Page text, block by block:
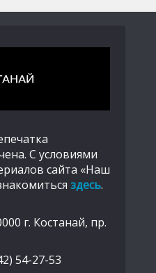
С условиями
сайта «Наш
здесь.
г. Костанай, пр.
54-27-53